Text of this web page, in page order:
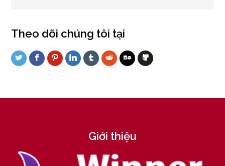
Theo dõi chúng tôi tại
Giới thiệu